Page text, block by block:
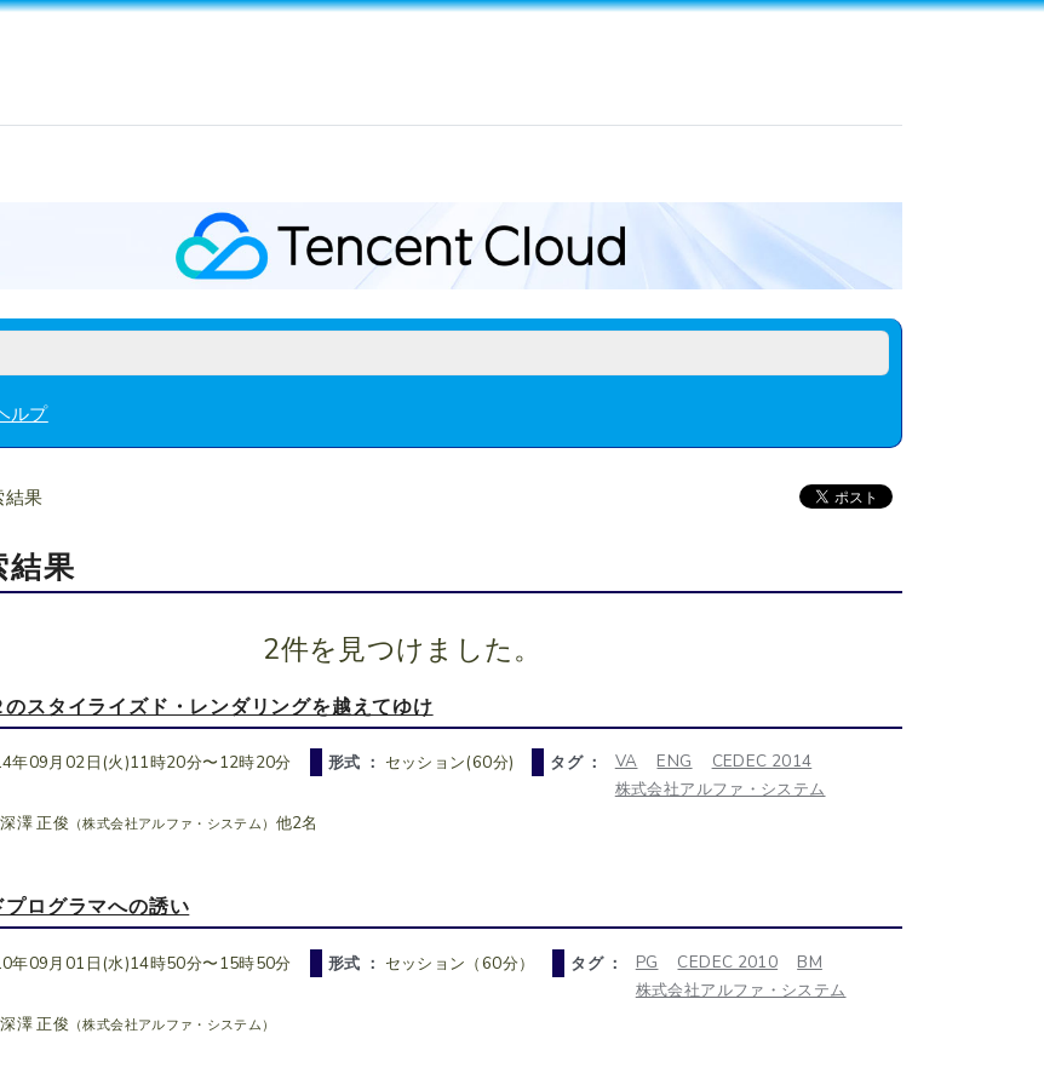
ルプ
結果
結果
2件を見つけました。
のスタイライズド・レンダリングを越えてゆけ
年09月02日(火)11時20分〜12時20分 形式 ： セッション(60分) タグ ： VA ENG
CEDEC 2014
株式会社アルファ・システム
深澤 正俊 （株式会社アルファ・システム） 他2名
プログラマへの誘い
年09月01日(水)14時50分〜15時50分 形式 ： セッション（60分） タグ ： PG CEDEC 2010
BM
株式会社アルファ・システム
深澤 正俊 （株式会社アルファ・システム）